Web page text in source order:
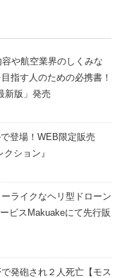
や航空業界のしくみな
指す人のための必携書！
新版」発売
登場！WEB限定販売
ション』
ライクなヘリ型ドローン
ビスMakuakeにて先行販
発砲され２人死亡【モス